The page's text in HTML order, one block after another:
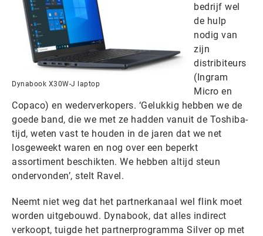
Dynabook X30W-J laptop
bedrijf wel
de hulp
nodig van
zijn
distribiteurs
(Ingram
Micro en
Copaco) en wederverkopers. ‘Gelukkig hebben we de
goede band, die we met ze hadden vanuit de Toshiba-
tijd, weten vast te houden in de jaren dat we net
losgeweekt waren en nog over een beperkt
assortiment beschikten. We hebben altijd steun
ondervonden’, stelt Ravel.
Neemt niet weg dat het partnerkanaal wel flink moet
worden uitgebouwd. Dynabook, dat alles indirect
verkoopt, tuigde het partnerprogramma Silver op met